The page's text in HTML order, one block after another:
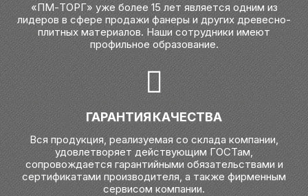
«ПМ-ТОРГ» уже более 15 лет является одним из
лидеров в сфере продажи фанеры и других древесно-
плитных материалов. Наши сотрудники имеют
профильное образование.
ГАРАНТИЯ КАЧЕСТВА
Вся продукция, реализуемая со склада компании,
удовлетворяет действующим ГОСТам,
сопровождается гарантийными обязательствами и
сертификатами производителя, а также фирменным
сервисом компании.